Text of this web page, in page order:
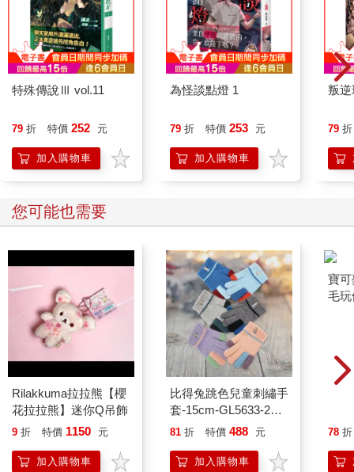
特殊傳說Ⅲ vol.11
79 折 特價 252 元
加入購物車
為怪談點燈 1
79 折 特價 253 元
加入購物車
叛逆
79 折
您可能也需要
Rilakkuma拉拉熊【櫻
花拉拉熊】迷你Q吊飾
9 折 特價 1150 元
加入購物車
比得兔跳色兒童刺繡手
套-15cm-GL5633-2雙
入
81 折 特價 488 元
加入購物車
78 折